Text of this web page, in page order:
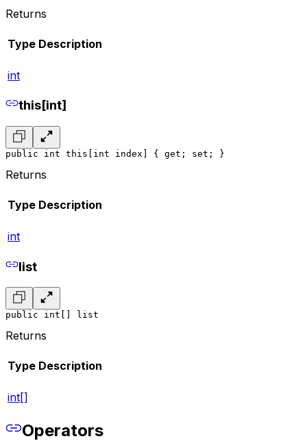
Returns
Type Description
int
this[int]
public int this[int index] { get; set; }
Returns
Type Description
int
list
public int[] list
Returns
Type Description
int[]
Operators